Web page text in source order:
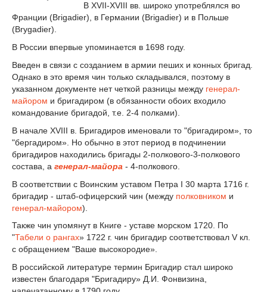
В XVII-XVIII вв. широко употреблялся во
Франции (Brigadier), в Германии (Brigadier) и в Польше
(Brygadier).
В России впервые упоминается в 1698 году.
Введен в связи с созданием в армии пеших и конных бригад.
Однако в это время чин только складывался, поэтому в
указанном документе нет четкой разницы между генерал-
майором и бригадиром (в обязанности обоих входило
командование бригадой, т.е. 2-4 полками).
В начале XVIII в. Бригадиров именовали то "бригадиром», то
"бергадиром». Но обычно в этот период в подчинении
бригадиров находились бригады 2-полкового-3-полкового
состава, а генерал-майора - 4-полкового.
В соответствии с Воинским уставом Петра I 30 марта 1716 г.
бригадир - штаб-офицерский чин (между полковником и
генерал-майором).
Также чин упомянут в Книге - уставе морском 1720. По
"Табели о рангах» 1722 г. чин бригадир соответствовал V кл.
с обращением "Ваше высокородие».
В российской литературе термин Бригадир стал широко
известен благодаря "Бригадиру» Д.И. Фонвизина,